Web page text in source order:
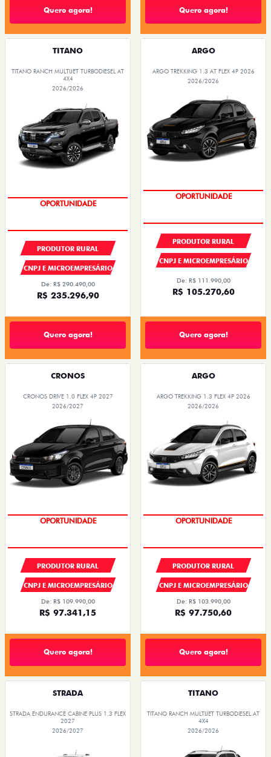
Quero agora! Quero agora!
TITANO
TITANO RANCH MULTIJET TURBODIESEL AT
4X4
2026/2026
PRODUTOR RURAL
CNPJ E MICROEMPRESÁRIO
De: R$ 290.490,00
R$ 235.296,90
Quero agora!
ARGO
ARGO TREKKING 1.3 AT FLEX 4P 2026
2026/2026
PRODUTOR RURAL
CNPJ E MICROEMPRESÁRIO
De: R$ 111.990,00
R$ 105.270,60
Quero agora!
CRONOS
CRONOS DRIVE 1.0 FLEX 4P 2027
2026/2027
OPORTUNIDADE
PRODUTOR RURAL
CNPJ E MICROEMPRESÁRIO
De: R$ 109.990,00
R$ 97.341,15
Quero agora!
ARGO
ARGO TREKKING 1.3 FLEX 4P 2026
2026/2026
PRODUTOR RURAL
CNPJ E MICROEMPRESÁRIO
De: R$ 103.990,00
R$ 97.750,60
Quero agora!
STRADA
STRADA ENDURANCE CABINE PLUS 1.3 FLEX
2027
2026/2027
TITANO
TITANO RANCH MULTIJET TURBODIESEL AT
4X4
2026/2026